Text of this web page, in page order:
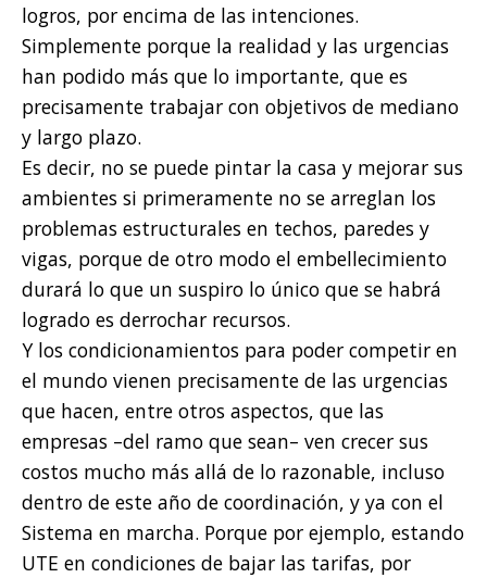
logros, por encima de las intenciones.
Simplemente porque la realidad y las urgencias
han podido más que lo importante, que es
precisamente trabajar con objetivos de mediano
y largo plazo.
Es decir, no se puede pintar la casa y mejorar sus
ambientes si primeramente no se arreglan los
problemas estructurales en techos, paredes y
vigas, porque de otro modo el embellecimiento
durará lo que un suspiro lo único que se habrá
logrado es derrochar recursos.
Y los condicionamientos para poder competir en
el mundo vienen precisamente de las urgencias
que hacen, entre otros aspectos, que las
empresas –del ramo que sean– ven crecer sus
costos mucho más allá de lo razonable, incluso
dentro de este año de coordinación, y ya con el
Sistema en marcha. Porque por ejemplo, estando
UTE en condiciones de bajar las tarifas, por